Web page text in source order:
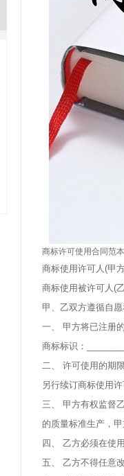
商标许可使用合同范本
商标使用许可人(甲
商标使用被许可人(
甲、乙双方遵循自
一、 甲方将已注册
商标标识：
二、 许可使用的期
另行续订商标使用许
三、 甲方有权监督
的质量标准生产，
四、 乙方必须在使
五、 乙方不得任意